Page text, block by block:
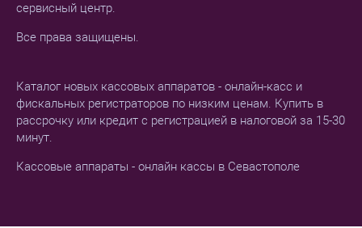
сервисный центр.
Все права защищены.
Каталог новых кассовых аппаратов - онлайн-касс и
фискальных регистраторов по низким ценам. Купить в
рассрочку или кредит с регистрацией в налоговой за 15-30
минут.
Кассовые аппараты - онлайн кассы в Севастополе